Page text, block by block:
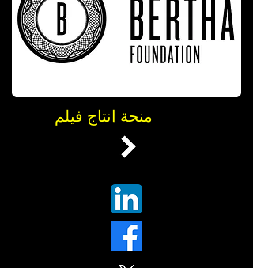
منحة إنتاج فيلم